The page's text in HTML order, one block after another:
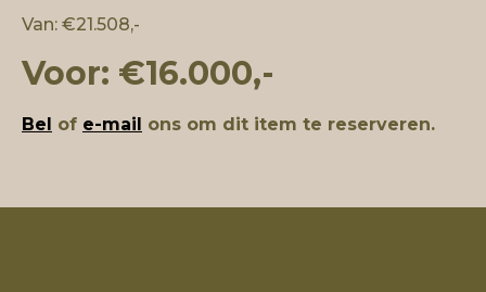
Van: €21.508,-
Voor: €16.000,-
Bel of e-mail ons om dit item te reserveren.